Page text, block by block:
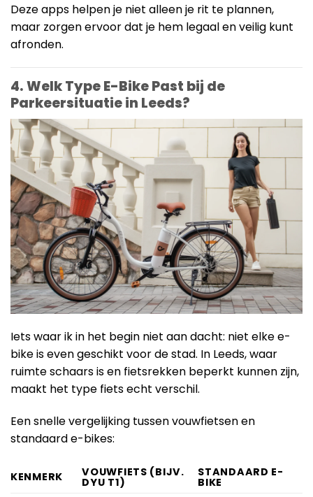
Deze apps helpen je niet alleen je rit te plannen,
maar zorgen ervoor dat je hem legaal en veilig kunt
afronden.
4. Welk Type E-Bike Past bij de
Parkeersituatie in Leeds?
Iets waar ik in het begin niet aan dacht: niet elke e-
bike is even geschikt voor de stad. In Leeds, waar
ruimte schaars is en fietsrekken beperkt kunnen zijn,
maakt het type fiets echt verschil.
Een snelle vergelijking tussen vouwfietsen en
standaard e-bikes:
KENMERK VOUWFIETS (BIJV.
DYU T1)
STANDAARD E-
BIKE